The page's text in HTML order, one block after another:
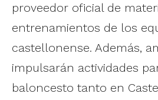
proveedor oficial de
entrenamientos de los
castellonense. Además,
impulsarán actividades
baloncesto tanto en